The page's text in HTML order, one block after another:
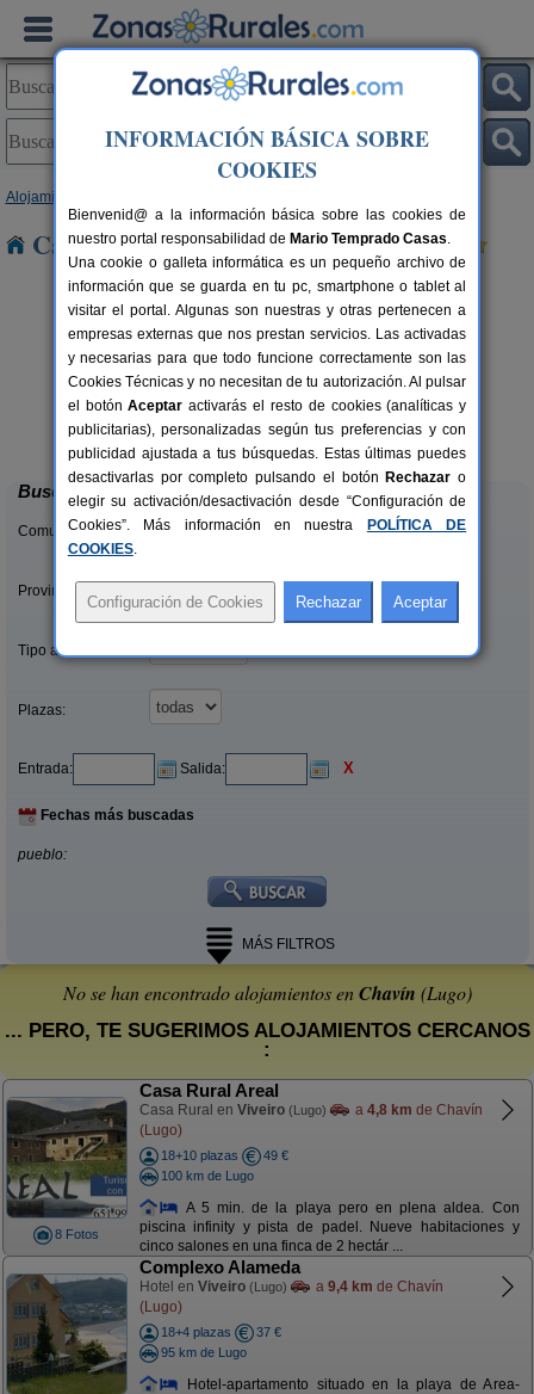
Alojamientos
Casas Rurales cerca de Chavín
18+6 pers.
desde25 €
Casa Caxigueiro
Sabenche (Lugo)
Buscar
Comunidades:
Provincias/Islas:
Tipo alquiler:
Plazas:
Entrada: Salida: X
Fechas más buscadas
pueblo:
MÁS FILTROS
No se han encontrado alojamientos enChavín (Lugo)
... PERO, TE SUGERIMOS ALOJAMIENTOS CERCANOS
:
8 Fotos
Casa Rural Areal
Casa Rural en Viveiro (Lugo) a 4,8 km de Chavín
(Lugo)
18+10 plazas
49 €
100 km de Lugo
A 5 min. de la playa pero en plena aldea. Con
piscina infinity y pista de padel. Nueve habitaciones y
cinco salones en una finca de 2 hectár ...
Complexo Alameda
Hotel en Viveiro (Lugo) a 9,4 km de Chavín
(Lugo)
18+4 plazas
37 €
95 km de Lugo
Hotel-apartamento situado en la playa de Area-
INFORMACIÓN BÁSICA SOBRE
COOKIES
Bienvenid@ a la información básica sobre las cookies de
nuestro portal responsabilidad de Mario Temprado Casas.
Una cookie o galleta informática es un pequeño archivo de
información que se guarda en tu pc, smartphone o tablet al
visitar el portal. Algunas son nuestras y otras pertenecen a
empresas externas que nos prestan servicios. Las activadas
y necesarias para que todo funcione correctamente son las
Cookies Técnicas y no necesitan de tu autorización. Al pulsar
el botónAceptar activarás el resto de cookies (analíticas y
publicitarias), personalizadas según tus preferencias y con
publicidad ajustada a tus búsquedas. Estas últimas puedes
desactivarlas por completo pulsando el botón Rechazar o
elegir su activación/desactivación desde “Configuración de
Cookies”. Más información en nuestra
POLÍTICA DE
COOKIES.